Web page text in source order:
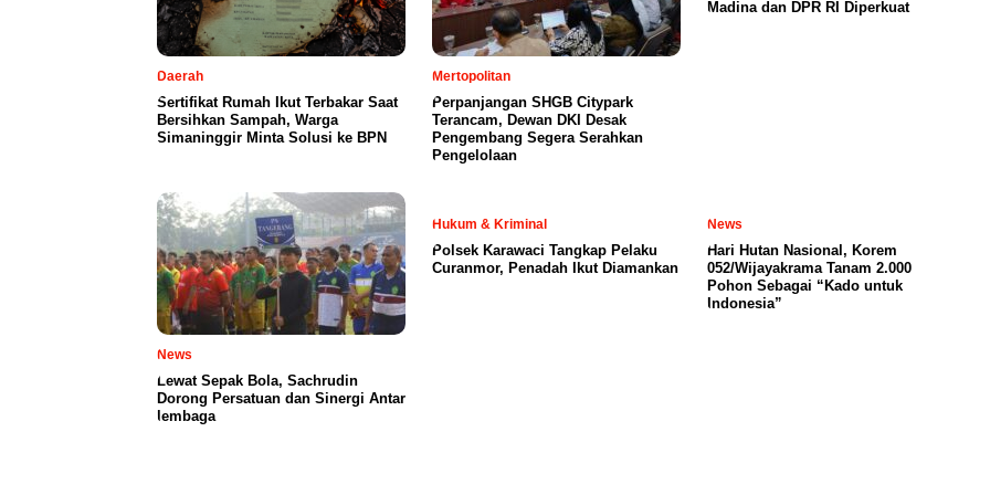
Daerah
Sertifikat Rumah Ikut Terbakar Saat
Bersihkan Sampah, Warga
Simaninggir Minta Solusi ke BPN
Mertopolitan
Perpanjangan SHGB Citypark
Terancam, Dewan DKI Desak
Pengembang Segera Serahkan
Pengelolaan
Madina dan DPR RI Diperkuat
News
Lewat Sepak Bola, Sachrudin
Dorong Persatuan dan Sinergi Antar
lembaga
Hukum & Kriminal
Polsek Karawaci Tangkap Pelaku
Curanmor, Penadah Ikut Diamankan
News
Hari Hutan Nasional, Korem
052/Wijayakrama Tanam 2.000
Pohon Sebagai “Kado untuk
Indonesia”